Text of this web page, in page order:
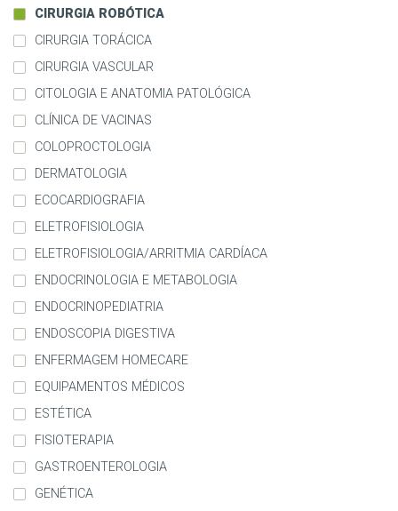
CIRURGIA ROBÓTICA
CIRURGIA TORÁCICA
CIRURGIA VASCULAR
CITOLOGIA E ANATOMIA PATOLÓGICA
CLÍNICA DE VACINAS
COLOPROCTOLOGIA
DERMATOLOGIA
ECOCARDIOGRAFIA
ELETROFISIOLOGIA
ELETROFISIOLOGIA/ARRITMIA CARDÍACA
ENDOCRINOLOGIA E METABOLOGIA
ENDOCRINOPEDIATRIA
ENDOSCOPIA DIGESTIVA
ENFERMAGEM HOMECARE
EQUIPAMENTOS MÉDICOS
ESTÉTICA
FISIOTERAPIA
GASTROENTEROLOGIA
GENÉTICA